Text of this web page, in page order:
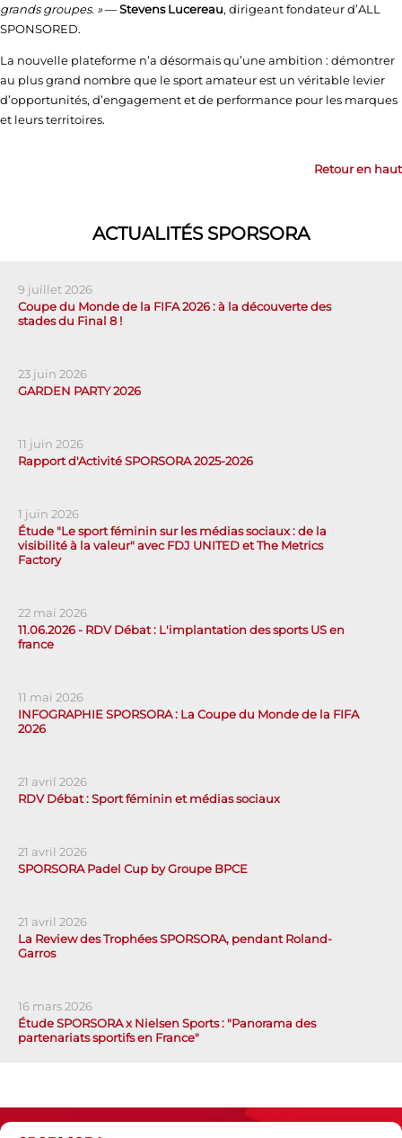
grands groupes. »—Stevens Lucereau, dirigeant fondateur d’ALL
SPONSORED.
La nouvelle plateforme n’a désormais qu’une ambition : démontrer
au plus grand nombre que le sport amateur est un véritable levier
d’opportunités, d’engagement et de performance pour les marques
et leurs territoires.
Retour en haut
ACTUALITÉS SPORSORA
9 juillet 2026
Coupe du Monde de la FIFA 2026 : à la découverte des
stades du Final 8 !
23 juin 2026
GARDEN PARTY 2026
11 juin 2026
Rapport d'Activité SPORSORA 2025-2026
1 juin 2026
Étude "Le sport féminin sur les médias sociaux : de la
visibilité à la valeur" avec FDJ UNITED et The Metrics
Factory
22 mai 2026
11.06.2026 - RDV Débat : L'implantation des sports US en
france
11 mai 2026
INFOGRAPHIE SPORSORA : La Coupe du Monde de la FIFA
2026
21 avril 2026
RDV Débat : Sport féminin et médias sociaux
21 avril 2026
SPORSORA Padel Cup by Groupe BPCE
21 avril 2026
La Review des Trophées SPORSORA, pendant Roland-
Garros
16 mars 2026
Étude SPORSORA x Nielsen Sports : "Panorama des
partenariats sportifs en France"